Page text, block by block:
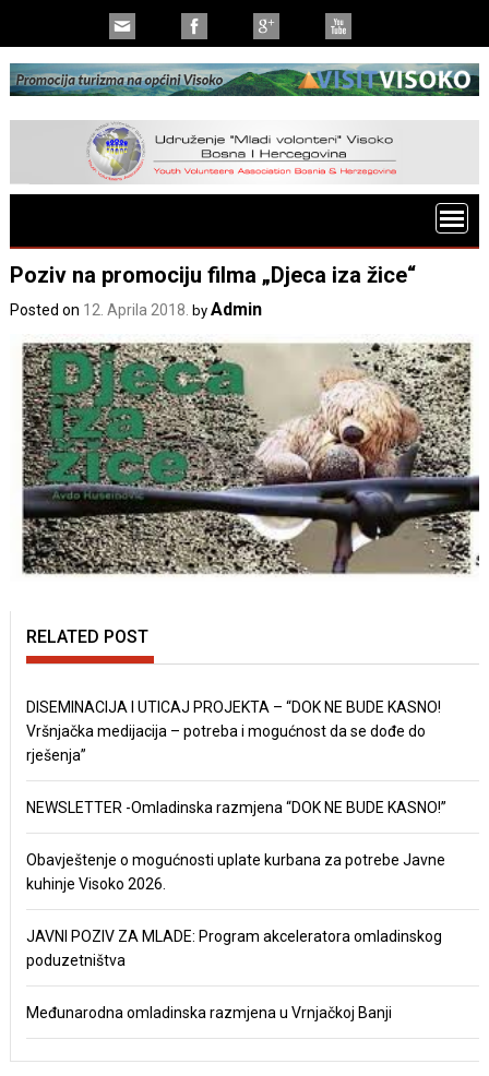
Poziv na promociju filma „Djeca iza žice“
Posted on 12. Aprila 2018. byAdmin
RELATED POST
DISEMINACIJA I UTICAJ PROJEKTA – “DOK NE BUDE KASNO!
Vršnjačka medijacija – potreba i mogućnost da se dođe do
rješenja”
NEWSLETTER -Omladinska razmjena “DOK NE BUDE KASNO!”
Obavještenje o mogućnosti uplate kurbana za potrebe Javne
kuhinje Visoko 2026.
JAVNI POZIV ZA MLADE: Program akceleratora omladinskog
poduzetništva
Međunarodna omladinska razmjena u Vrnjačkoj Banji